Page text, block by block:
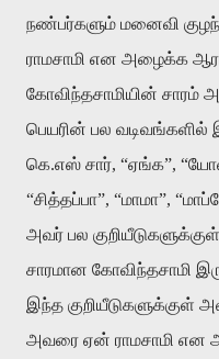
நண்பர்களும் மனைவி
ராமசாமி என அழைக்க
கோவிந்தசாமியின் சாரம்
பெயரின் பல வடிவங்களில்
கெ.எஸ் சார், “ஏங்க”,
“சித்தப்பா”, “மாமா”,
அவர் பல
சாரமான கோவிந்தசாமி
இந்த குறியீடுகளுக்குள்
அவரை ஏன் ராமசாமி என